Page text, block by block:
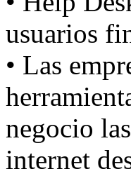
usuarios
• Las
negocio
internet